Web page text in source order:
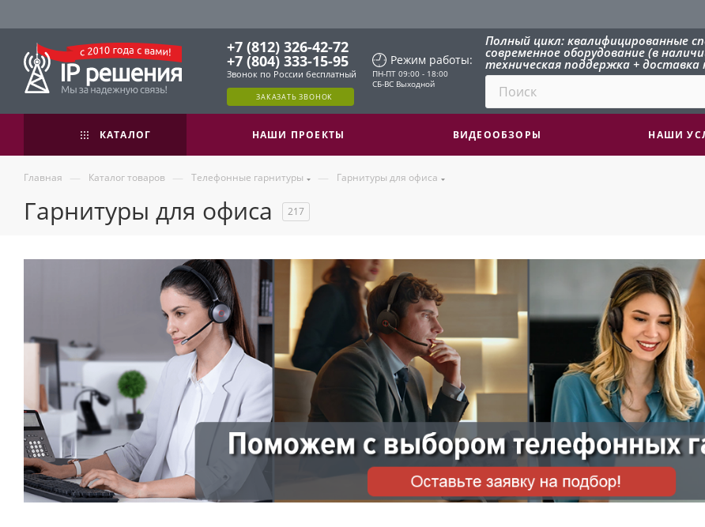
+7 (812) 326-42-72
+7 (804) 333-15-95
Звонок по России бесплатный
ЗАКАЗАТЬ ЗВОНОК
Режим работы:
ПН-ПТ 09:00 - 18:00
СБ-ВС Выходной
Полный цикл: квалифицированные
современное оборудование (в
техническая поддержка + доставка
КАТАЛОГ НАШИ ПРОЕКТЫ ВИДЕООБЗОРЫ НАШИ
Главная — Каталог товаров — Телефонные гарнитуры — Гарнитуры для офиса
Гарнитуры для офиса 217